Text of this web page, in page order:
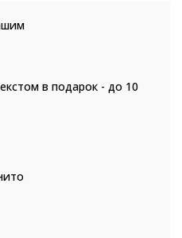
в подарок - до 10